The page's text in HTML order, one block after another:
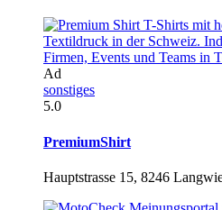
Ad
sonstiges
5.0
PremiumShirt
Hauptstrasse 15, 8246